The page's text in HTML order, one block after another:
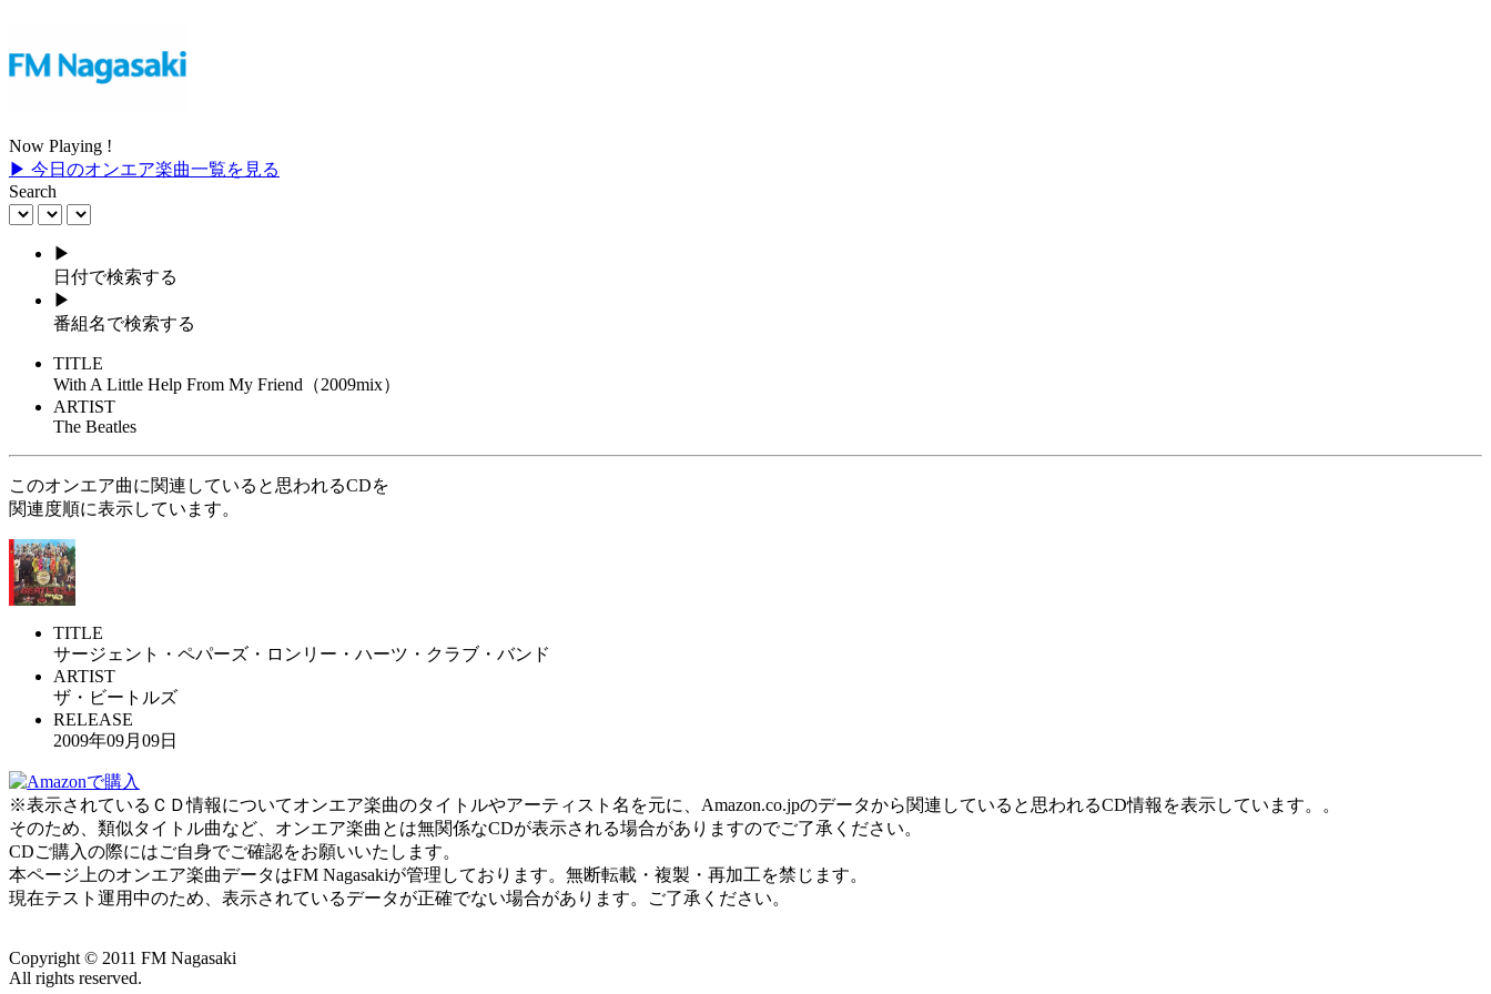
Now Playing !
▶ 今日のオンエア楽曲一覧を見る
Search
▶
日付で検索する
▶
番組名で検索する
TITLE
With A Little Help From My Friend（2009mix）
ARTIST
The Beatles
このオンエア曲に関連していると思われるCDを
関連度順に表示しています。
TITLE
サージェント・ペパーズ・ロンリー・ハーツ・クラブ・バンド
ARTIST
ザ・ビートルズ
RELEASE
2009年09月09日
※表示されているＣＤ情報についてオンエア楽曲のタイトルやアーティスト名を元に、Amazon.co.jpのデータから関連していると思われるCD情報を表示しています。。
そのため、類似タイトル曲など、オンエア楽曲とは無関係なCDが表示される場合がありますのでご了承ください。
CDご購入の際にはご自身でご確認をお願いいたします。
本ページ上のオンエア楽曲データはFM Nagasakiが管理しております。無断転載・複製・再加工を禁じます。
現在テスト運用中のため、表示されているデータが正確でない場合があります。ご了承ください。
Copyright © 2011 FM Nagasaki
All rights reserved.